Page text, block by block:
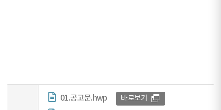
01.공고문.hwp 바로보기